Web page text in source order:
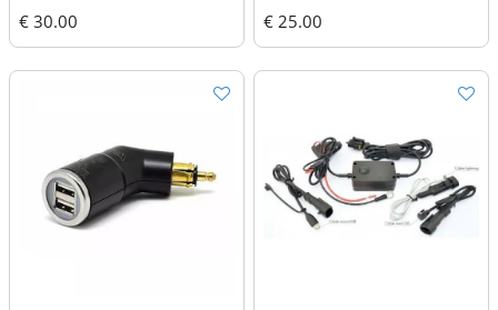
A
€ 30.00 € 25.00